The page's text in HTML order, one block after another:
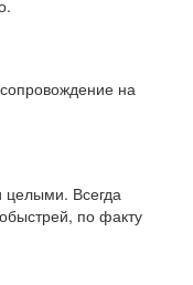
на
целыми. Всегда
по факту